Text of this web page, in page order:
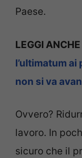
Paese.
LEGGI
l’ultimatum
non si va
Ovvero?
lavoro. In
sicuro che il